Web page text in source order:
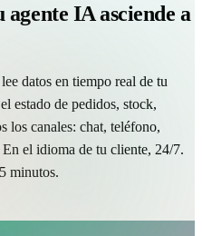
IA asciende a
datos en tiempo real de tu
estado de pedidos, stock,
los canales: chat, teléfono,
el idioma de tu cliente, 24/7.
minutos.